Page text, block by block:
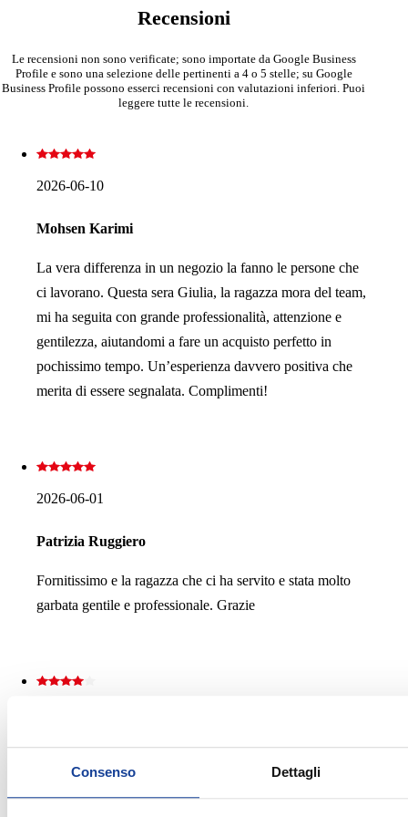
Consenso Dettagli
Recensioni
Le recensioni non sono verificate; sono importate da Google Business
Profile e sono una selezione delle pertinenti a 4 o 5 stelle; su Google
Business Profile possono esserci recensioni con valutazioni inferiori. Puoi
leggere tutte le recensioni.
2026-06-10
Mohsen Karimi
La vera differenza in un negozio la fanno le persone che
ci lavorano. Questa sera Giulia, la ragazza mora del team,
mi ha seguita con grande professionalità, attenzione e
gentilezza, aiutandomi a fare un acquisto perfetto in
pochissimo tempo. Un’esperienza davvero positiva che
merita di essere segnalata. Complimenti!
2026-06-01
Patrizia Ruggiero
Fornitissimo e la ragazza che ci ha servito e stata molto
garbata gentile e professionale. Grazie
Punto ordinato nonostante i tanti clienti presenti.